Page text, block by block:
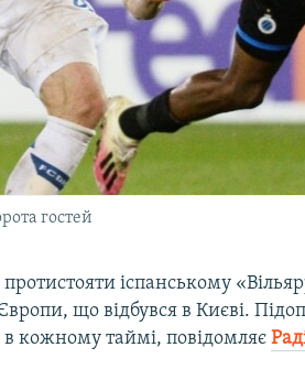
гостей
іспанському
що відбувся в Києві.
кожному таймі, повідомляє